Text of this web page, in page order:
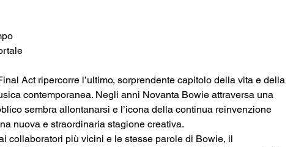
Act ripercorre l’ultimo, sorprendente capitolo della vita e della
contemporanea. Negli anni Novanta Bowie attraversa una
sembra allontanarsi e l’icona della continua reinvenzione
nuova e straordinaria stagione creativa.
collaboratori più vicini e le stesse parole di Bowie, il